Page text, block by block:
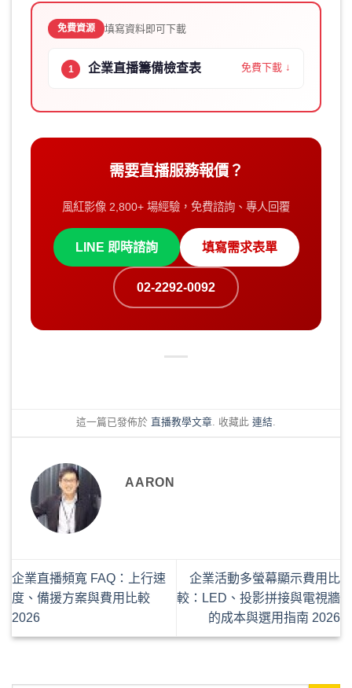
免費資源 填寫資料即可下載
1 企業直播籌備檢查表 免費下載 ↓
需要直播服務報價？
風紅影像 2,800+ 場經驗，免費諮詢、專人回覆
LINE 即時諮詢 填寫需求表單
02-2292-0092
這一篇已發佈於 直播教學文章. 收藏此 連結.
AARON
企業直播頻寬 FAQ：上行速
度、備援方案與費用比較
2026
企業活動多螢幕顯示費用比
較：LED、投影拼接與電視牆
的成本與選用指南 2026